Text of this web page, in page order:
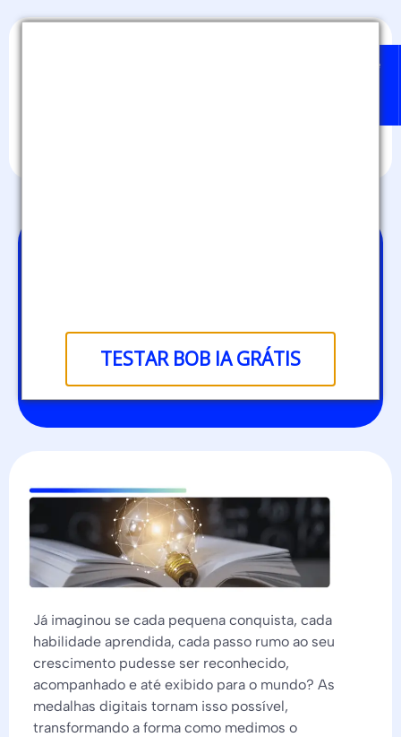
TESTAR BOB IA GRÁTIS
Sobre
com medalhas
digitais?
Já imaginou se cada pequena conquista, cada
habilidade aprendida, cada passo rumo ao seu
crescimento pudesse ser reconhecido,
acompanhado e até exibido para o mundo? As
medalhas digitais tornam isso possível,
transformando a forma como medimos o